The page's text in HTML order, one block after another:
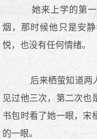
她来上学的第一
烟，那时候他只是安
悦，也没有任何情绪。
后来栖萤知道两
见过他三次，第二次也
书包时看了她一眼，宋
的一眼。